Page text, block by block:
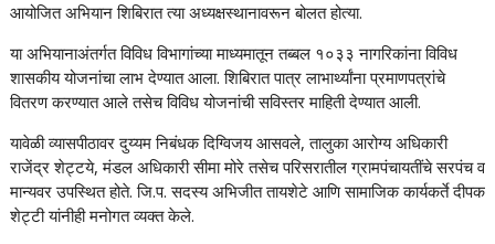
आयोजित अभियान शिबिरात त्या अध्यक्षस्थानावरून बोलत होत्या.
या अभियानाअंतर्गत विविध विभागांच्या माध्यमातून तब्बल १०३३ नागरिकांना विविध
शासकीय योजनांचा लाभ देण्यात आला. शिबिरात पात्र लाभार्थ्यांना प्रमाणपत्रांचे
वितरण करण्यात आले तसेच विविध योजनांची सविस्तर माहिती देण्यात आली.
यावेळी व्यासपीठावर दुय्यम निबंधक दिग्विजय आसवले, तालुका आरोग्य अधिकारी
राजेंद्र शेट्टये, मंडल अधिकारी सीमा मोरे तसेच परिसरातील ग्रामपंचायतींचे सरपंच व
मान्यवर उपस्थित होते. जि.प. सदस्य अभिजीत तायशेटे आणि सामाजिक कार्यकर्ते दीपक
शेट्टी यांनीही मनोगत व्यक्त केले.